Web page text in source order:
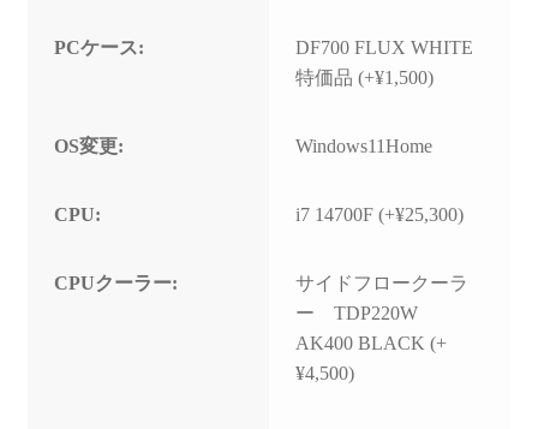
PCケース:
DF700 FLUX WHITE
特価品 (+¥1,500)
OS変更: Windows11Home
CPU: i7 14700F (+¥25,300)
CPUクーラー:
サイドフロークーラ
ー TDP220W
AK400 BLACK (+
¥4,500)